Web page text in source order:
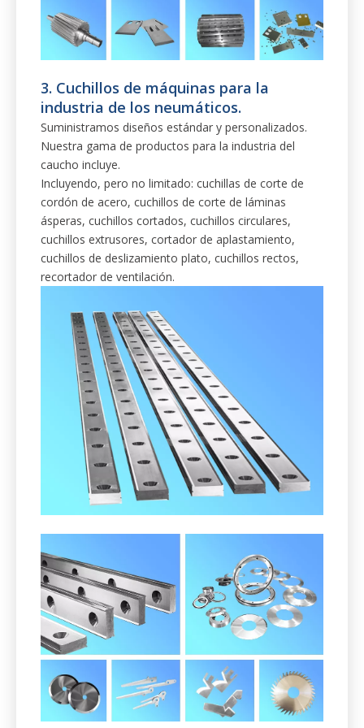
3. Cuchillos de máquinas para la
industria de los neumáticos.
Suministramos diseños estándar y personalizados.
Nuestra gama de productos para la industria del
caucho incluye.
Incluyendo, pero no limitado: cuchillas de corte de
cordón de acero, cuchillos de corte de láminas
ásperas, cuchillos cortados, cuchillos circulares,
cuchillos extrusores, cortador de aplastamiento,
cuchillos de deslizamiento plato, cuchillos rectos,
recortador de ventilación.